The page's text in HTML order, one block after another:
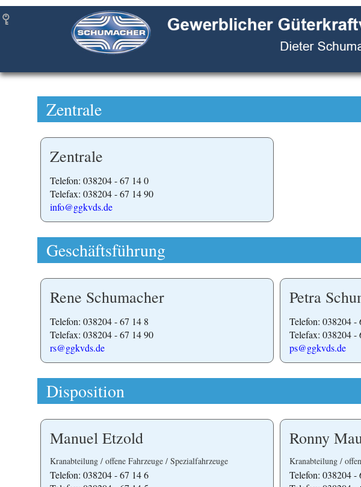
Zentrale
Zentrale
Telefon: 038204 - 67 14 0
Telefax: 038204 - 67 14 90
info@ggkvds.de
Geschäftsführung
Rene Schumacher
Telefon: 038204 - 67 14 8
Telefax: 038204 - 67 14 90
rs@ggkvds.de
Petra
Telefon: 038204 -
Telefax: 038204 -
ps@ggkvds.de
Disposition
Manuel Etzold
Kranabteilung / offene Fahrzeuge / Spezialfahrzeuge
Telefon: 038204 - 67 14 6
Ronny
Kranabteilung /
Telefon: 038204 -